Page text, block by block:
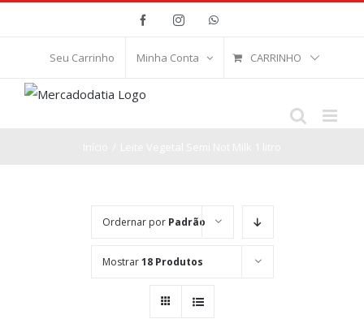
conteúdo
FacebookInstagramWhatsApp
Seu Carrinho Minha Conta CARRINHO
Ordernar por Padrão
Mostrar18 Produtos